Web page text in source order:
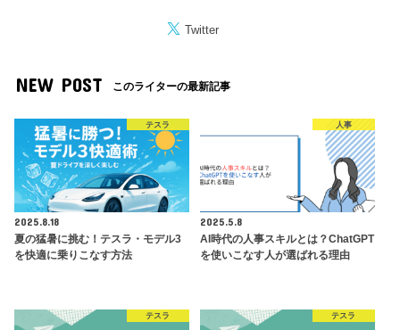
Twitter
NEW POST このライターの最新記事
テスラ
2025.8.18
夏の猛暑に挑む！テスラ・モデル3
を快適に乗りこなす方法
人事
2025.5.8
AI時代の人事スキルとは？ChatGPT
を使いこなす人が選ばれる理由
テスラ テスラ